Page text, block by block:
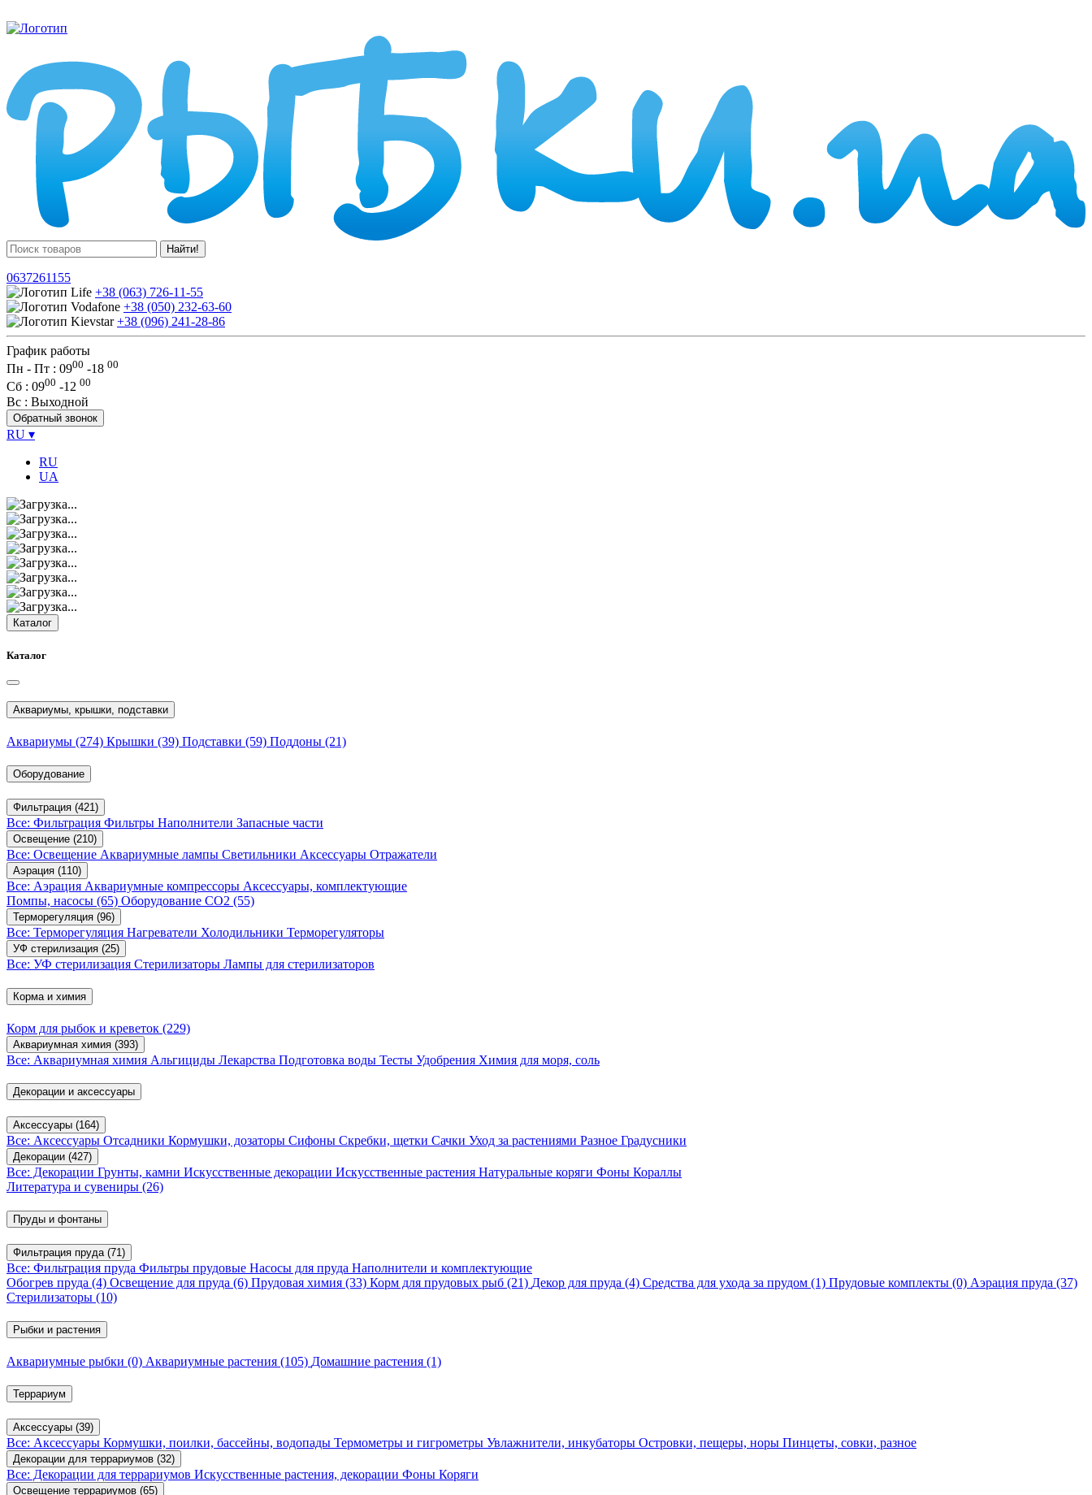
Найти!
0637261155
+38 (063) 726-11-55
+38 (050) 232-63-60
+38 (096) 241-28-86
График работы
Пн - Пт : 0900 -18 00
Сб : 0900 -12 00
Вс : Выходной
Обратный звонок
RU ▾
RU
UA
Каталог
Каталог
Аквариумы, крышки, подставки
Аквариумы (274) Крышки (39) Подставки (59) Поддоны (21)
Оборудование
Фильтрация (421)
Все: Фильтрация Фильтры Наполнители Запасные части
Освещение (210)
Все: Освещение Аквариумные лампы Светильники Аксессуары Отражатели
Аэрация (110)
Все: Аэрация Аквариумные компрессоры Аксессуары, комплектующие
Помпы, насосы (65) Оборудование CO2 (55)
Терморегуляция (96)
Все: Терморегуляция Нагреватели Холодильники Терморегуляторы
УФ стерилизация (25)
Все: УФ стерилизация Стерилизаторы Лампы для стерилизаторов
Корма и химия
Корм для рыбок и креветок (229)
Аквариумная химия (393)
Все: Аквариумная химия Альгициды Лекарства Подготовка воды Тесты Удобрения Химия для моря, соль
Декорации и аксессуары
Аксессуары (164)
Все: Аксессуары Отсадники Кормушки, дозаторы Сифоны Скребки, щетки Сачки Уход за растениями Разное Градусники
Декорации (427)
Все: Декорации Грунты, камни Искусственные декорации Искусственные растения Натуральные коряги Фоны Кораллы
Литература и сувениры (26)
Пруды и фонтаны
Фильтрация пруда (71)
Все: Фильтрация пруда Фильтры прудовые Насосы для пруда Наполнители и комплектующие
Обогрев пруда (4) Освещение для пруда (6) Прудовая химия (33) Корм для прудовых рыб (21) Декор для пруда (4) Средства для ухода за прудом (1) Прудовые комплекты (0) Аэрация пруда (37)
Стерилизаторы (10)
Рыбки и растения
Аквариумные рыбки (0) Аквариумные растения (105) Домашние растения (1)
Террариум
Аксессуары (39)
Все: Аксессуары Кормушки, поилки, бассейны, водопады Термометры и гигрометры Увлажнители, инкубаторы Островки, пещеры, норы Пинцеты, совки, разное
Декорации для террариумов (32)
Все: Декорации для террариумов Искусственные растения, декорации Фоны Коряги
Освещение террариумов (65)